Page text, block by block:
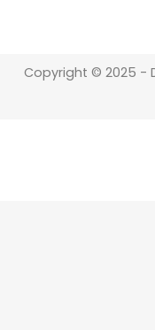
Copyright © 2025 -